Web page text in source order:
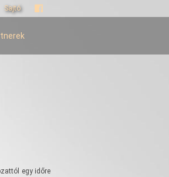
Sajtó
egy időre